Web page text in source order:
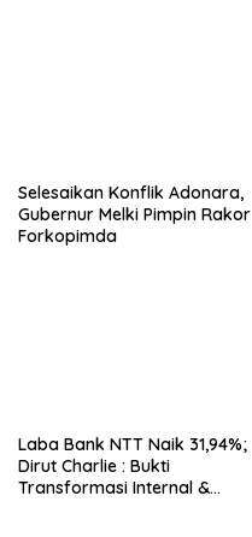
Selesaikan Konflik Adonara,
Gubernur Melki Pimpin Rakor
Forkopimda
Laba Bank NTT Naik 31,94%;
Dirut Charlie : Bukti
Transformasi Internal &